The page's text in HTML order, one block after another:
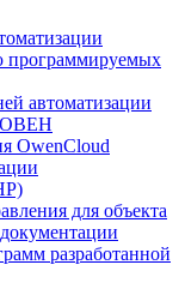
программируемых
автоматизации
ОВЕН
OwenCloud
для объекта
разработанной